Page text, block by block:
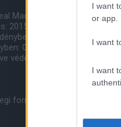
I want
or app.
I want
I want
Madrid (2010-tõl)
2015-ig
1
0
védekezõ középpályásként
formáját tekintve nem